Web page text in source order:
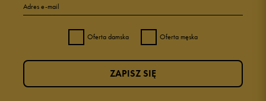
Adres e-mail
Oferta damska Oferta męska
ZAPISZ SIĘ